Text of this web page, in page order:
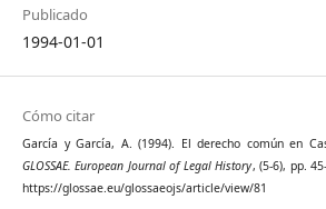
Publicado
1994-01-01
Cómo citar
García y García, A. (1994). El derecho común en
GLOSSAE. European Journal of Legal History, (5-6), pp.
https://glossae.eu/glossaeojs/article/view/81